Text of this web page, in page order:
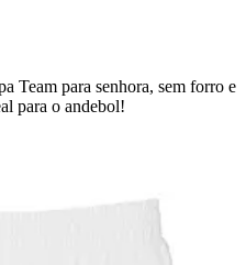
Team para senhora, sem forro e
para o andebol!